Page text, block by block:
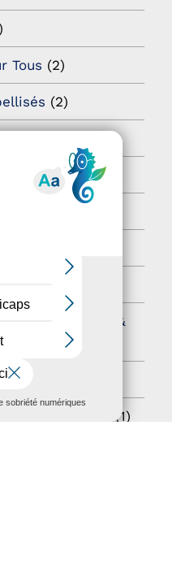
MENU
Tous (2)
(2)
Tourisme &
(1)